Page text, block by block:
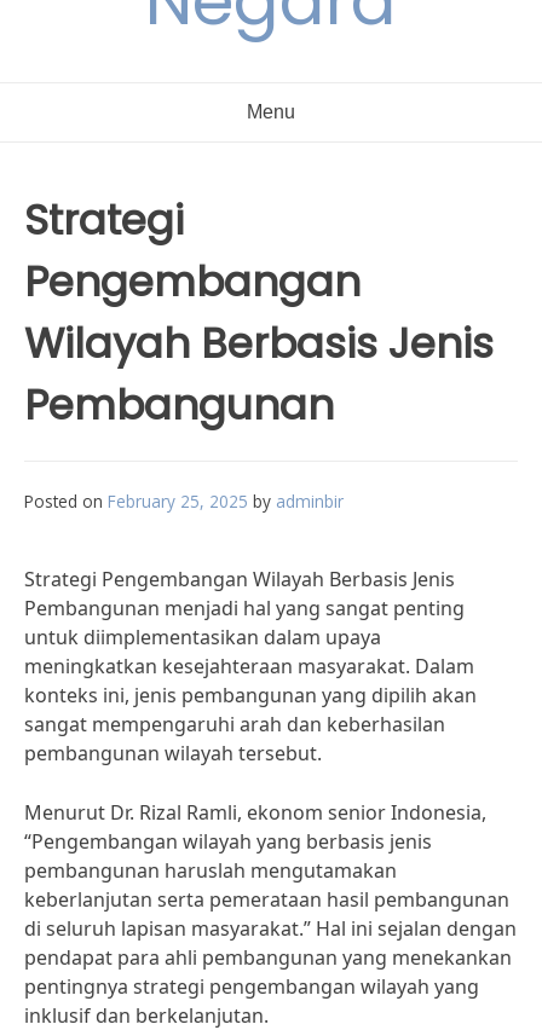
Menu
Strategi
Pengembangan
Wilayah Berbasis Jenis
Pembangunan
Posted on February 25, 2025 by adminbir
Strategi Pengembangan Wilayah Berbasis Jenis
Pembangunan menjadi hal yang sangat penting
untuk diimplementasikan dalam upaya
meningkatkan kesejahteraan masyarakat. Dalam
konteks ini, jenis pembangunan yang dipilih akan
sangat mempengaruhi arah dan keberhasilan
pembangunan wilayah tersebut.
Menurut Dr. Rizal Ramli, ekonom senior Indonesia,
“Pengembangan wilayah yang berbasis jenis
pembangunan haruslah mengutamakan
keberlanjutan serta pemerataan hasil pembangunan
di seluruh lapisan masyarakat.” Hal ini sejalan dengan
pendapat para ahli pembangunan yang menekankan
pentingnya strategi pengembangan wilayah yang
inklusif dan berkelanjutan.